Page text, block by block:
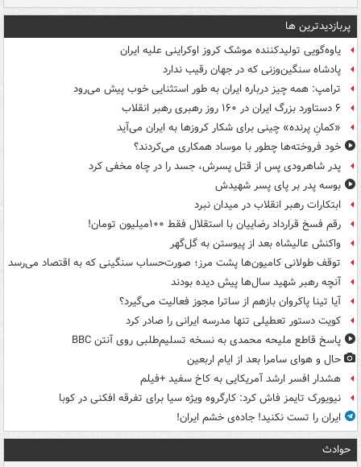
پربازدیدترین ها
یاوه‌گویی تولیدکننده موشک کروز اوکراینی علیه ایران
پادشاه سنگین‌وزنی که در جهان رقیب ندارد
ترامپ: همه چیز درباره ایران به طور استثنایی خوب پیش می‌رود
۶ دستاورد بزرگ ایران در ۱۶۰ روز رهبری رهبر انقلاب
«کمانِ پرنده» چینی برای شکار کروزها به ایران می‌آید
خود فروخته‌ها چطور با موساد همکاری می‌کردند؟
پدر شاهرودی پس از قتل پسرش، جسد را در چاه مخفی کرد
بوسه‌ پدر بر پای پسر شهیدش
ابتکارات رهبر انقلاب در میدان نبرد
رقم فسخ قرارداد رضاییان با استقلال فقط ۱۰۰میلیون تومان!
واکنش عالیشاه بعد از پیوستن به گل‌گهر
توقف طولانی کامیون‌ها پشت مرز؛ صورت‌حساب سنگینی که به اقتصاد می‌رسد
آنچه رهبر شهید سال‌ها پیش دیده بودند
آیا تینا پاکروان بازهم از ساترا مجوز فعالیت می‌گیرد؟
کویت دستور تعطیلی تنها مدرسه ایرانی را صادر کرد
پاسخ قاطع ملیحه محمدی به نسخه تسلیم‌طلبی روی آنتن BBC
حال و هوای سامرا بعد از ایام اربعین
هشدار افسر ارشد آمریکایی به کاخ سفید +فیلم
نیویورک تایمز فاش کرد: کارگروه ویژه سیا برای تفرقه افکنی در کوبا
ایران را تست نکنید! جاده‌ی خشم ایران!
حوادث